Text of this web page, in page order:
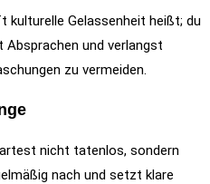
kulturelle Gelassenheit heißt; du
Absprachen und verlangst
zu vermeiden.
nicht tatenlos, sondern
nach und setzt klare